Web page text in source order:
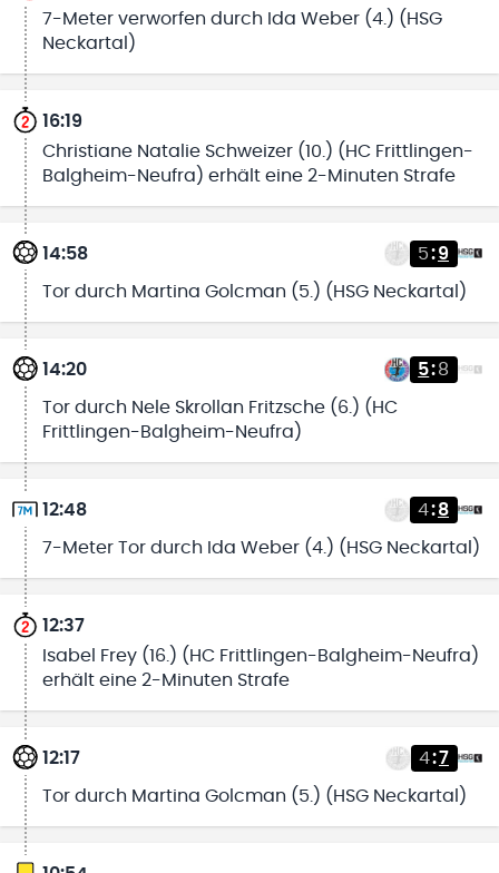
7-Meter verworfen durch Ida Weber (4.) (HSG
Neckartal)
16:19
Christiane Natalie Schweizer (10.) (HC Frittlingen-
Balgheim-Neufra) erhält eine 2-Minuten Strafe
14:58 5:9
Tor durch Martina Golcman (5.) (HSG Neckartal)
14:20 5:8
Tor durch Nele Skrollan Fritzsche (6.) (HC
Frittlingen-Balgheim-Neufra)
12:48 4:8
7-Meter Tor durch Ida Weber (4.) (HSG Neckartal)
12:37
Isabel Frey (16.) (HC Frittlingen-Balgheim-Neufra)
erhält eine 2-Minuten Strafe
12:17 4:7
Tor durch Martina Golcman (5.) (HSG Neckartal)